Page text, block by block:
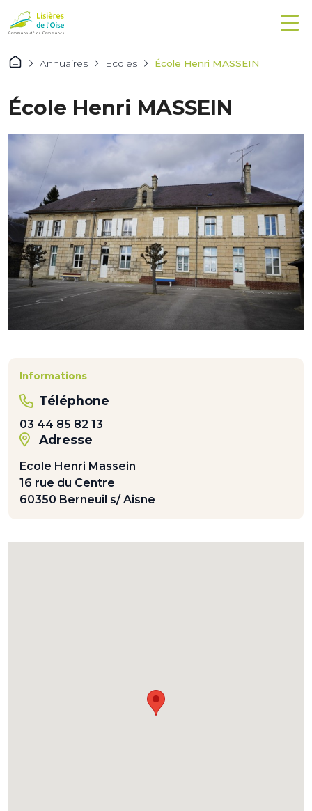
Annuaires Ecoles École Henri MASSEIN
École Henri MASSEIN
Informations
Téléphone
03 44 85 82 13
Adresse
Ecole Henri Massein
16 rue du Centre
60350 Berneuil s/ Aisne